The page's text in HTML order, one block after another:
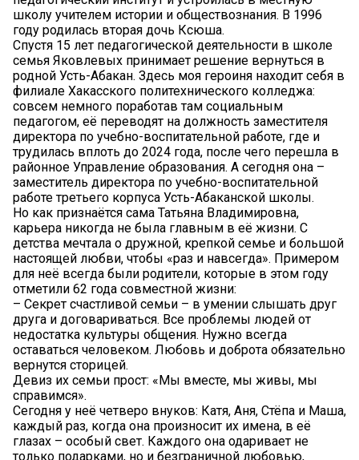
школу учителем истории и обществознания. В 1996
году родилась вторая дочь Ксюша.
Спустя 15 лет педагогической деятельности в школе
семья Яковлевых принимает решение вернуться в
родной Усть-Абакан. Здесь моя героиня находит себя в
филиале Хакасского политехнического колледжа:
совсем немного поработав там социальным
педагогом, её переводят на должность заместителя
директора по учебно-воспитательной работе, где и
трудилась вплоть до 2024 года, после чего перешла в
районное Управление образования. А сегодня она –
заместитель директора по учебно-воспитательной
работе третьего корпуса Усть-Абаканской школы.
Но как признаётся сама Татьяна Владимировна,
карьера никогда не была главным в её жизни. С
детства мечтала о дружной, крепкой семье и большой
настоящей любви, чтобы «раз и навсегда». Примером
для неё всегда были родители, которые в этом году
отметили 62 года совместной жизни:
– Секрет счастливой семьи – в умении слышать друг
друга и договариваться. Все проблемы людей от
недостатка культуры общения. Нужно всегда
оставаться человеком. Любовь и доброта обязательно
вернутся сторицей.
Девиз их семьи прост: «Мы вместе, мы живы, мы
справимся».
Сегодня у неё четверо внуков: Катя, Аня, Стёпа и Маша,
каждый раз, когда она произносит их имена, в её
глазах – особый свет. Каждого она одаривает не
только подарками, но и безграничной любовью,